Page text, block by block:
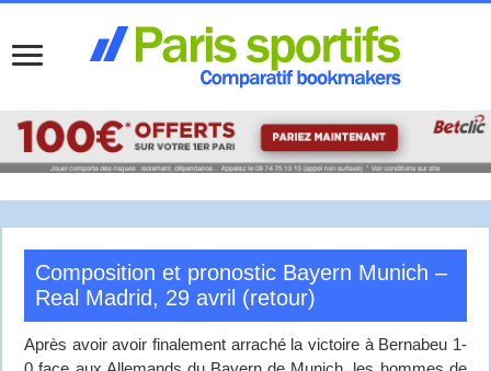
Composition et pronostic Bayern Munich –
Real Madrid, 29 avril (retour)
Après avoir avoir finalement arraché la victoire à Bernabeu 1-